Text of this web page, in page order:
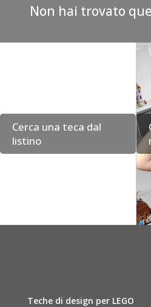
Non hai trovato
Cerca una teca dal
listino
Teche di design per LEGO